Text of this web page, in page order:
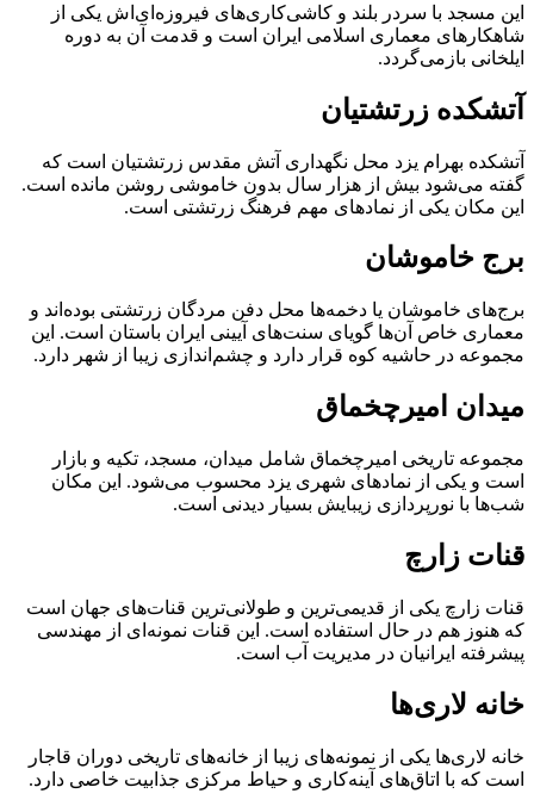
این مسجد با سردر بلند و کاشی‌کاری‌های فیروزه‌ای‌اش یکی از
شاهکارهای معماری اسلامی ایران است و قدمت آن به دوره
ایلخانی بازمی‌گردد.
آتشکده زرتشتیان
آتشکده بهرام یزد محل نگهداری آتش مقدس زرتشتیان است که
گفته می‌شود بیش از هزار سال بدون خاموشی روشن مانده است.
این مکان یکی از نمادهای مهم فرهنگ زرتشتی است.
برج خاموشان
برج‌های خاموشان یا دخمه‌ها محل دفن مردگان زرتشتی بوده‌اند و
معماری خاص آن‌ها گویای سنت‌های آیینی ایران باستان است. این
مجموعه در حاشیه کوه قرار دارد و چشم‌اندازی زیبا از شهر دارد.
میدان امیرچخماق
مجموعه تاریخی امیرچخماق شامل میدان، مسجد، تکیه و بازار
است و یکی از نمادهای شهری یزد محسوب می‌شود. این مکان
شب‌ها با نورپردازی زیبایش بسیار دیدنی است.
قنات زارچ
قنات زارچ یکی از قدیمی‌ترین و طولانی‌ترین قنات‌های جهان است
که هنوز هم در حال استفاده است. این قنات نمونه‌ای از مهندسی
پیشرفته ایرانیان در مدیریت آب است.
خانه لاری‌ها
خانه لاری‌ها یکی از نمونه‌های زیبا از خانه‌های تاریخی دوران قاجار
است که با اتاق‌های آینه‌کاری و حیاط مرکزی جذابیت خاصی دارد.